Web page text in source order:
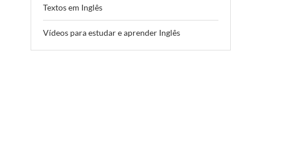
Textos em Inglês
Vídeos para estudar e aprender Inglês